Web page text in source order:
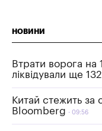
НОВИНИ
Втрати ворога
ліквідували ще
Китай стежить за
Bloomberg
09:56